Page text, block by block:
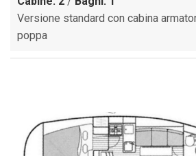
Versione standard con cabina
poppa